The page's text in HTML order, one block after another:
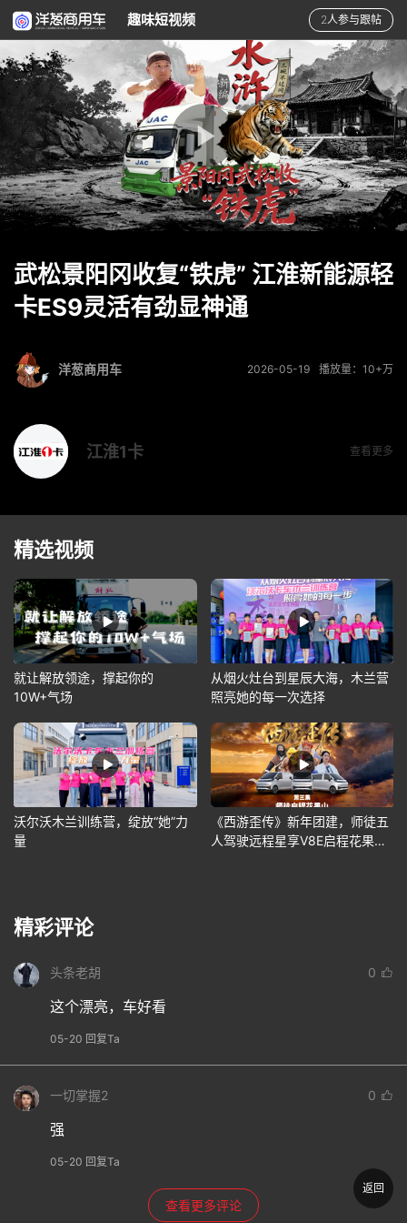
趣味短视频 2人参与跟帖
武松景阳冈收复“铁虎” 江淮新能源轻
卡ES9灵活有劲显神通
播放量：10+万
2026-05-19
洋葱商用车
江淮1卡 查看更多
精选视频
就让解放领途，撑起你的
10W+气场
从烟火灶台到星辰大海，木兰营
照亮她的每一次选择
沃尔沃木兰训练营，绽放“她”力
量
《西游歪传》新年团建，师徒五
人驾驶远程星享V8E启程花果
精彩评论
头条老胡 0
这个漂亮，车好看
05-20 回复Ta
一切掌握2 0
强
05-20 回复Ta
查看更多评论
返回